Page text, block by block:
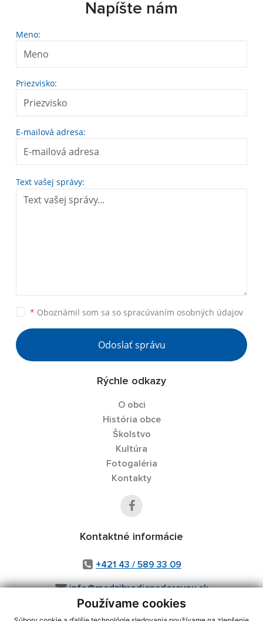
Používame cookies
Napíšte nám
Meno:
Priezvisko:
E-mailová adresa:
Text vašej správy:
* Oboznámil som sa so spracúvaním osobných údajov
Odoslať správu
Rýchle odkazy
O obci
História obce
Školstvo
Kultúra
Fotogaléria
Kontakty
Kontaktné informácie
+421 43 / 589 33 09
info@medzibrodienadoravou.sk